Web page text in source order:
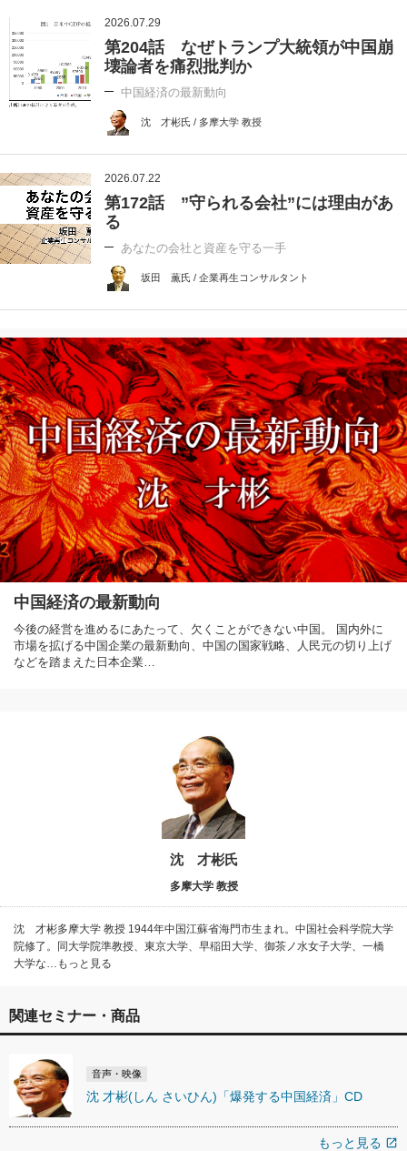
2026.07.29
第204話 なぜトランプ大統領が中国崩
壊論者を痛烈批判か
中国経済の最新動向
沈 才彬氏 / 多摩大学 教授
2026.07.22
第172話 ”守られる会社”には理由があ
る
あなたの会社と資産を守る一手
坂田 薫氏 / 企業再生コンサルタント
中国経済の最新動向
今後の経営を進めるにあたって、欠くことができない中国。 国内外に
市場を拡げる中国企業の最新動向、中国の国家戦略、人民元の切り上げ
などを踏まえた日本企業…
沈 才彬氏
多摩大学 教授
沈 才彬多摩大学 教授 1944年中国江蘇省海門市生まれ。中国社会科学院大学
院修了。同大学院準教授、東京大学、早稲田大学、御茶ノ水女子大学、一橋
大学な…もっと見る
関連セミナー・商品
音声・映像
沈 才彬(しん さいひん)「爆発する中国経済」CD
もっと見る open_in_new